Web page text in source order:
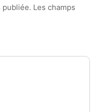
publiée. Les champs